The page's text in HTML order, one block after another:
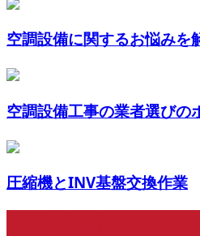
空調設備に関するお悩みを
空調設備工事の業者選びの
圧縮機とINV基盤交換作業